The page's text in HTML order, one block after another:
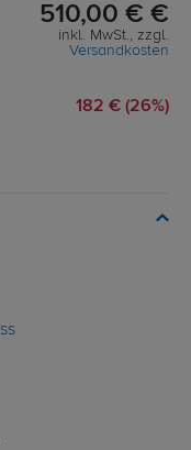
510,00 € €
inkl. MwSt., zzgl.
Versandkosten
182 € (26%)